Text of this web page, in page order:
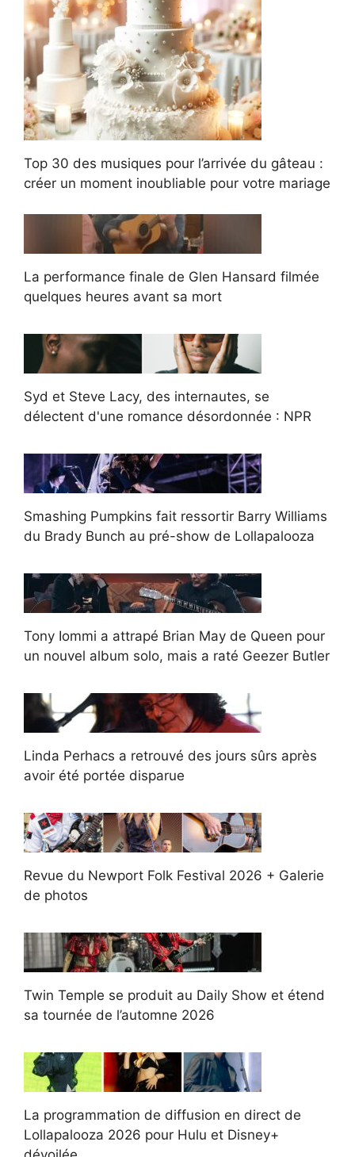
Top 30 des musiques pour l’arrivée du gâteau :
créer un moment inoubliable pour votre mariage
La performance finale de Glen Hansard filmée
quelques heures avant sa mort
Syd et Steve Lacy, des internautes, se
délectent d'une romance désordonnée : NPR
Smashing Pumpkins fait ressortir Barry Williams
du Brady Bunch au pré-show de Lollapalooza
Tony Iommi a attrapé Brian May de Queen pour
un nouvel album solo, mais a raté Geezer Butler
Linda Perhacs a retrouvé des jours sûrs après
avoir été portée disparue
Revue du Newport Folk Festival 2026 + Galerie
de photos
Twin Temple se produit au Daily Show et étend
sa tournée de l’automne 2026
La programmation de diffusion en direct de
Lollapalooza 2026 pour Hulu et Disney+